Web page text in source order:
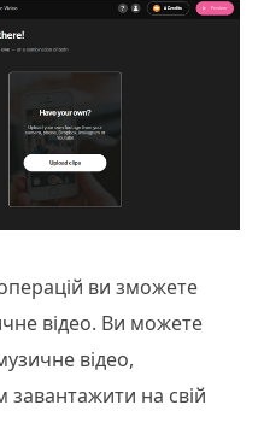
ви зможете
відео. Ви можете
відео,
завантажити на свій